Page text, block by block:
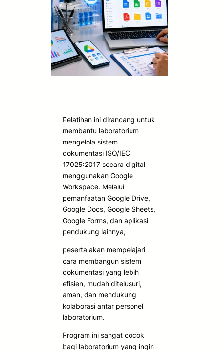
Pelatihan ini dirancang untuk
membantu laboratorium
mengelola sistem
dokumentasi ISO/IEC
17025:2017 secara digital
menggunakan Google
Workspace. Melalui
pemanfaatan Google Drive,
Google Docs, Google Sheets,
Google Forms, dan aplikasi
pendukung lainnya,
peserta akan mempelajari
cara membangun sistem
dokumentasi yang lebih
efisien, mudah ditelusuri,
aman, dan mendukung
kolaborasi antar personel
laboratorium.
Program ini sangat cocok
bagi laboratorium yang ingin